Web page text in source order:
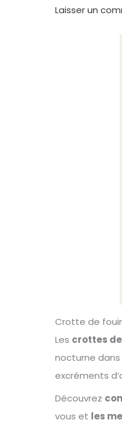
Laisser un
Crotte de
Les crottes
nocturne dans
excréments
Découvrez
vous et les